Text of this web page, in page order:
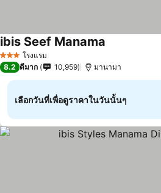
3 ดาว โรงแรม
ibis Seef Manama
8.2 ดีมาก 10,959 มานามา
เลือกวันที่เพื่อดูราคาในวันนั้นๆ